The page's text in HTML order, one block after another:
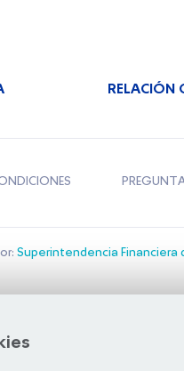
RELACIÓN
Superintendencia Financiera